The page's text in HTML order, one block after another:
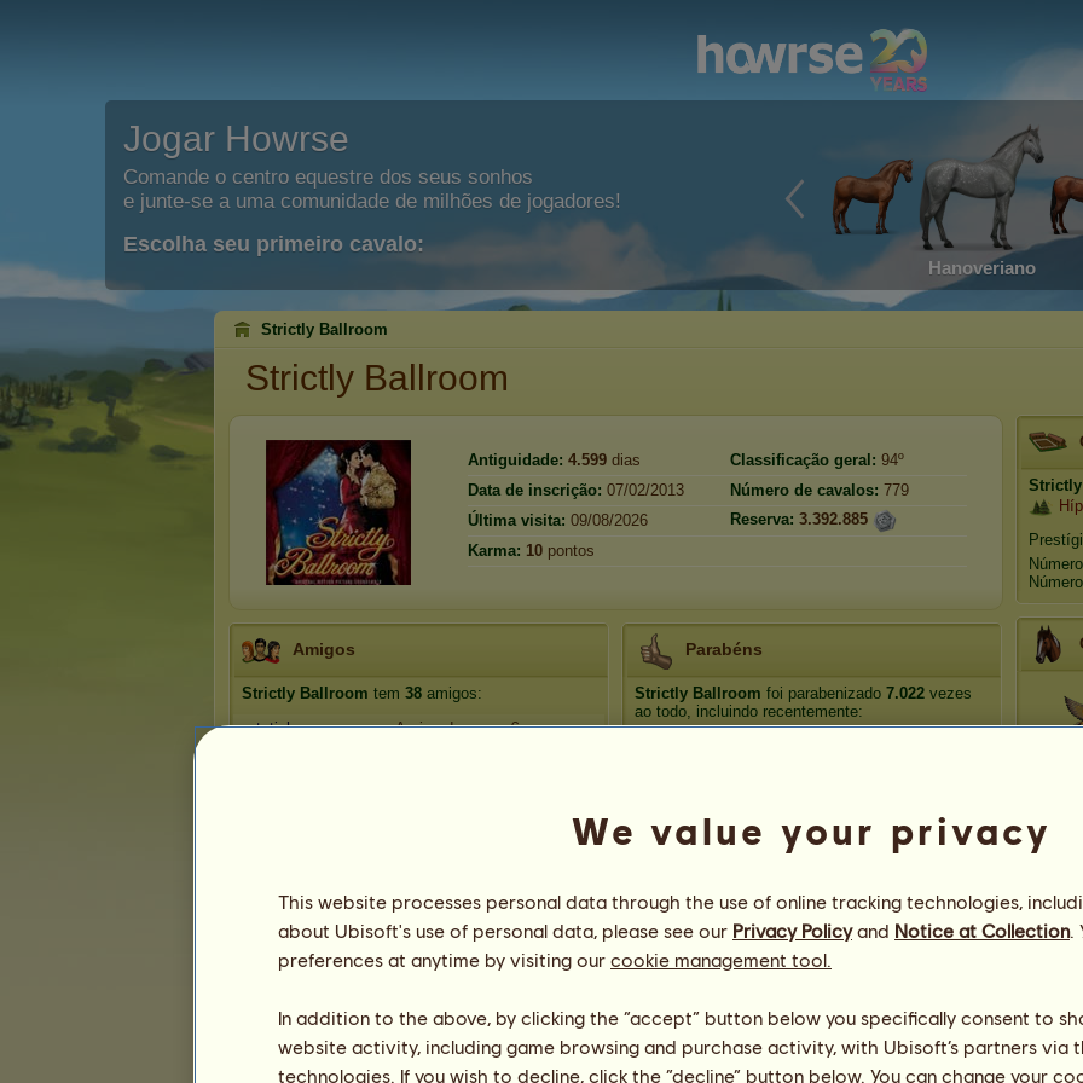
Jogar Howrse
Comande o centro equestre dos seus sonhos
e junte-se a uma comunidade de milhões de jogadores!
Escolha seu primeiro cavalo:
Hanoveriano
Strictly Ballroom
Strictly Ballroom
Antiguidade: 4.599 dias Classificação geral: 94º
Data de inscrição: 07/02/2013 Número de cavalos: 779
Última visita: 09/08/2026 Reserva: 3.392.885
Karma: 10 pontos
Amigos
Strictly Ballroom tem 38 amigos:
patotinha
Amiga de anos, €
Parabéns
Strictly Ballroom foi parabenizado 7.022 vezes
ao todo, incluindo recentemente:
Medéia
Há 15 dias
Troféus
Ave-
We value your privacy
This website processes personal data through the use of online tracking technologies,
about Ubisoft's use of personal data, please see our Privacy Policyand Notice at Collection.
preferences at anytime by visiting our cookie management tool.
In addition to the above, by clicking the “accept” button below you specifically consent to
website activity, including game browsing and purchase activity, with Ubisoft’s partners via
technologies. If you wish to decline, click the “decline” button below. You can change your